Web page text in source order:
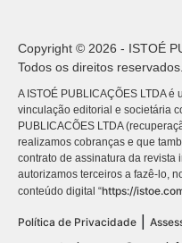
Copyright © 2026 - ISTOÉ
Todos os direitos reservados.
A ISTOÉ PUBLICAÇÕES LTDA
vinculação editorial e societária
PUBLICACÕES LTDA
realizamos cobranças e que
contrato de assinatura da revista
autorizamos terceiros a fazê-lo,
conteúdo digital “https://
Política de Privacidade